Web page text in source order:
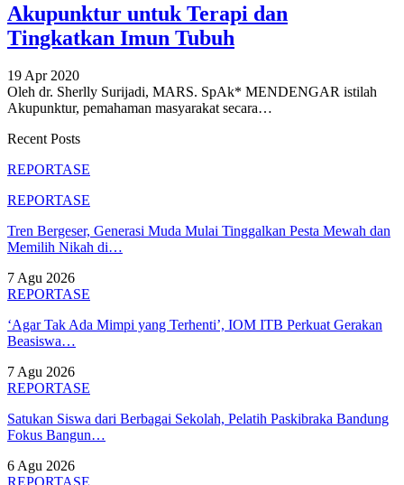
Akupunktur untuk Terapi dan
Tingkatkan Imun Tubuh
19 Apr 2020
Oleh dr. Sherlly Surijadi, MARS. SpAk* MENDENGAR istilah
Akupunktur, pemahaman masyarakat secara…
Recent Posts
REPORTASE
REPORTASE
Tren Bergeser, Generasi Muda Mulai Tinggalkan Pesta Mewah dan
Memilih Nikah di…
7 Agu 2026
REPORTASE
‘Agar Tak Ada Mimpi yang Terhenti’, IOM ITB Perkuat Gerakan
Beasiswa…
7 Agu 2026
REPORTASE
Satukan Siswa dari Berbagai Sekolah, Pelatih Paskibraka Bandung
Fokus Bangun…
6 Agu 2026